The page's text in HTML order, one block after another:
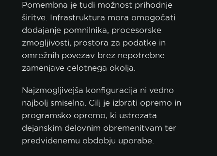
Pomembna je tudi možnost prihodnje
širitve. Infrastruktura mora omogočati
dodajanje pomnilnika, procesorske
zmogljivosti, prostora za podatke in
omrežnih povezav brez nepotrebne
zamenjave celotnega okolja.
Najzmogljivejša konfiguracija ni vedno
najbolj smiselna. Cilj je izbrati opremo in
programsko opremo, ki ustrezata
dejanskim delovnim obremenitvam ter
predvidenemu obdobju uporabe.